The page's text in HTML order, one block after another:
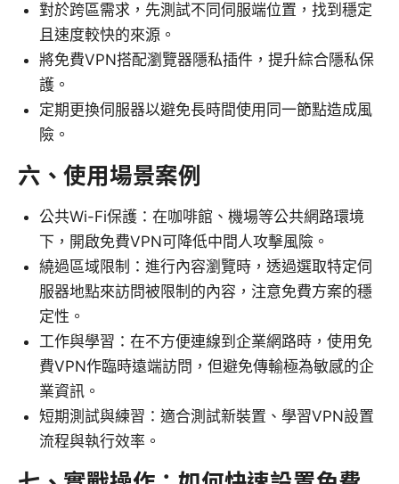
對於跨區需求，先測試不同伺服端位置，找到穩定
且速度較快的來源。
將免費VPN搭配瀏覽器隱私插件，提升綜合隱私保
護。
定期更換伺服器以避免長時間使用同一節點造成風
險。
六、使用場景案例
公共Wi-Fi保護：在咖啡館、機場等公共網路環境
下，開啟免費VPN可降低中間人攻擊風險。
繞過區域限制：進行內容瀏覽時，透過選取特定伺
服器地點來訪問被限制的內容，注意免費方案的穩
定性。
工作與學習：在不方便連線到企業網路時，使用免
費VPN作臨時遠端訪問，但避免傳輸極為敏感的企
業資訊。
短期測試與練習：適合測試新裝置、學習VPN設置
流程與執行效率。